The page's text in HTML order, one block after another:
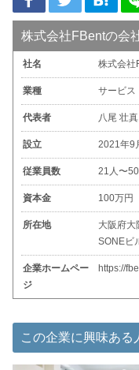
株式会社FBentの会
社名 株式会社
業種 サービス
代表者 八尾 壮真
設立 2021年9
従業員数 21人〜50
資本金 100万円
所在地
大阪府
SONEビ
企業ホームペー
ジ
https://
この企業に興味ある